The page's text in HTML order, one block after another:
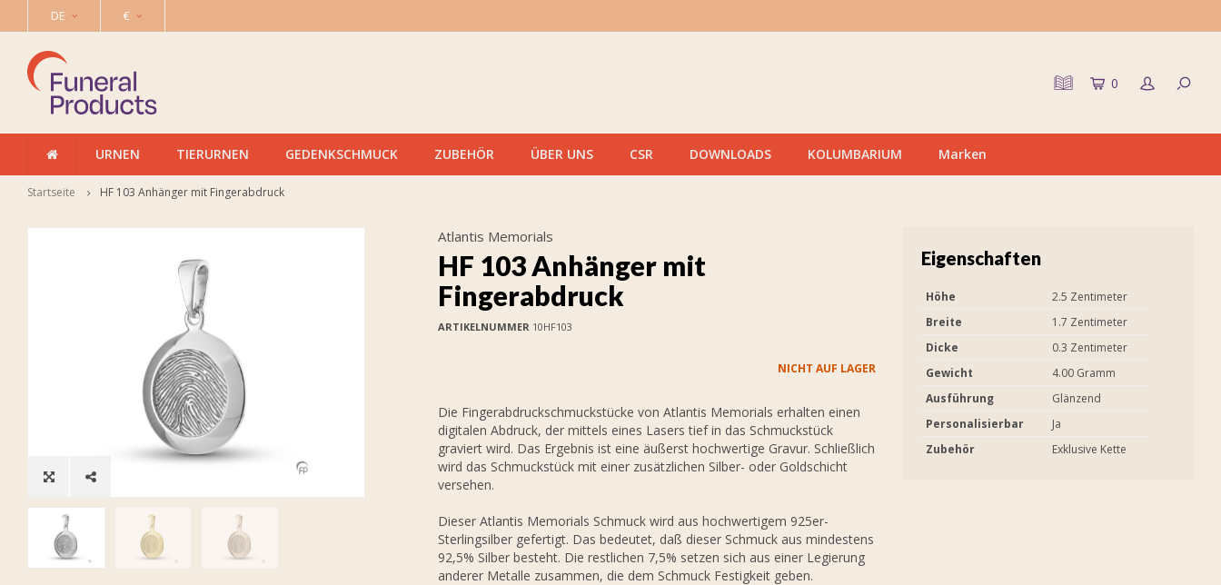
DE €
0
URNEN TIERURNEN GEDENKSCHMUCK ZUBEHÖR ÜBER UNS CSR DOWNLOADS KOLUMBARIUM Marken
Startseite HF 103 Anhänger mit Fingerabdruck
Atlantis Memorials
HF 103 Anhänger mit
Fingerabdruck
ARTIKELNUMMER10HF103
NICHT AUF LAGER
Die Fingerabdruckschmuckstücke von Atlantis Memorials erhalten einen
digitalen Abdruck, der mittels eines Lasers tief in das Schmuckstück
graviert wird. Das Ergebnis ist eine äußerst hochwertige Gravur. Schließlich
wird das Schmuckstück mit einer zusätzlichen Silber- oder Goldschicht
versehen.
Dieser Atlantis Memorials Schmuck wird aus hochwertigem 925er-
Sterlingsilber gefertigt. Das bedeutet, daß dieser Schmuck aus mindestens
92,5% Silber besteht. Die restlichen 7,5% setzen sich aus einer Legierung
anderer Metalle zusammen, die dem Schmuck Festigkeit geben.
Eigenschaften
Höhe
2.5 Zentimeter
Breite
1.7 Zentimeter
Dicke
0.3 Zentimeter
Gewicht
4.00 Gramm
Ausführung
Glänzend
Personalisierbar
Ja
Zubehör
Exklusive Kette